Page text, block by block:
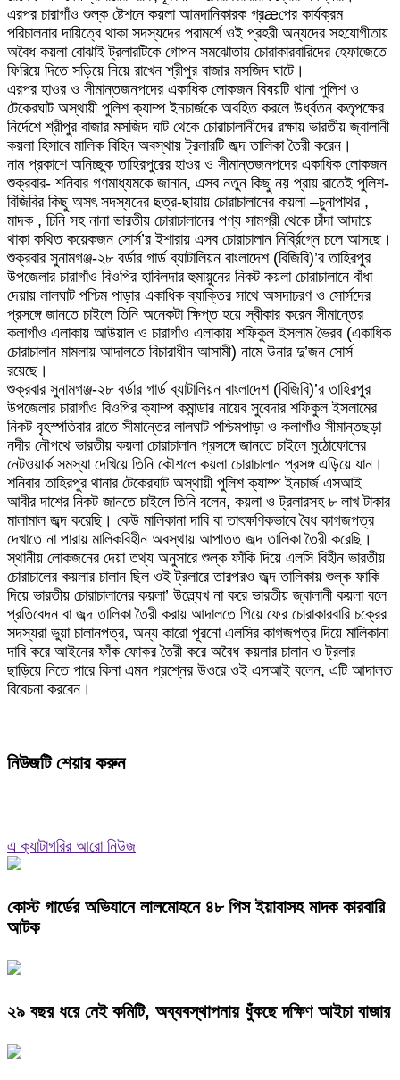
এরপর চারাগাঁও শুল্ক ষ্টেশনে কয়লা আমদানিকারক গ্রæপের কার্যক্রম
পরিচালনার দায়িত্বে থাকা সদস্যদের পরামর্শে ওই প্রহরী অন্যদের সহযোগীতায়
অবৈধ কয়লা বোঝাই ট্রলারটিকে গোপন সমঝোতায় চোরাকারবারিদের হেফাজেতে
ফিরিয়ে দিতে সড়িয়ে নিয়ে রাখেন শ্রীপুর বাজার মসজিদ ঘাটে।
এরপর হাওর ও সীমান্তজনপদের একাধিক লোকজন বিষয়টি থানা পুলিশ ও
টেকেরঘাট অস্থায়ী পুলিশ ক্যাম্প ইনচার্জকে অবহিত করলে উর্ধ্বতন কতৃপক্ষের
নির্দেশে শ্রীপুর বাজার মসজিদ ঘাট থেকে চোরাচালানীদের রক্ষায় ভারতীয় জ্বালানী
কয়লা হিসাবে মালিক বিহিন অবস্থায় ট্রলারটি জব্দ তালিকা তৈরী করেন।
নাম প্রকাশে অনিচ্ছুক তাহিরপুরের হাওর ও সীমান্তজনপদের একাধিক লোকজন
শুক্রবার- শনিবার গণমাধ্যমকে জানান, এসব নতুন কিছু নয় প্রায় রাতেই পুলিশ-
বিজিবির কিছু অসৎ সদস্যদের ছত্র-ছায়ায় চোরাচালানের কয়লা –চুনাপাথর ,
মাদক , চিনি সহ নানা ভারতীয় চোরাচালানের পণ্য সামগ্রী থেকে চাঁদা আদায়ে
থাকা কথিত কয়েকজন সোর্স’র ইশারায় এসব চোরাচালান নির্ব্রিগ্নে চলে আসছে।
শুক্রবার সুনামগঞ্জ-২৮ বর্ডার গার্ড ব্যাটালিয়ন বাংলাদেশ (বিজিবি)’র তাহিরপুর
উপজেলার চারাগাঁও বিওপির হাবিলদার হুমায়ুনের নিকট কয়লা চোরাচালানে বাঁধা
দেয়ায় লালঘাট পশ্চিম পাড়ার একাধিক ব্যাক্তির সাথে অসদাচরণ ও সোর্সদের
প্রসঙ্গে জানতে চাইলে তিনি অনেকটা ক্ষিপ্ত হয়ে স্বীকার করেন সীমান্তের
কলাগাঁও এলাকায় আউয়াল ও চারাগাঁও এলাকায় শফিকুল ইসলাম ভৈরব (একাধিক
চোরাচালান মামলায় আদালতে বিচারাধীন আসামী) নামে উনার দু’জন সোর্স
রয়েছে।
শুক্রবার সুনামগঞ্জ-২৮ বর্ডার গার্ড ব্যাটালিয়ন বাংলাদেশ (বিজিবি)’র তাহিরপুর
উপজেলার চারাগাঁও বিওপির ক্যাম্প কমান্ডার নায়েব সুবেদার শফিকুল ইসলামের
নিকট বৃহস্পতিবার রাতে সীমান্তের লালঘাট পশ্চিমপাড়া ও কলাগাঁও সীমান্তছড়া
নদীর নৌপথে ভারতীয় কয়লা চোরাচালান প্রসঙ্গে জানতে চাইলে মুঠোফোনের
নেটওয়ার্ক সমস্যা দেখিয়ে তিনি কৌশলে কয়লা চোরাচালান প্রসঙ্গ এড়িয়ে যান।
শনিবার তাহিরপুর থানার টেকেরঘাট অস্থায়ী পুলিশ ক্যাম্প ইনচার্জ এসআই
আবীর দাশের নিকট জানতে চাইলে তিনি বলেন, কয়লা ও ট্রলারসহ ৮ লাখ টাকার
মালামাল জব্দ করেছি। কেউ মালিকানা দাবি বা তাৎক্ষণিকভাবে বৈধ কাগজপত্র
দেখাতে না পারায় মালিকবিহীন অবস্থায় আপাতত জব্দ তালিকা তৈরী করেছি।
স্থানীয় লোকজনের দেয়া তথ্য অনুসারে শুল্ক ফাঁকি দিয়ে এলসি বিহীন ভারতীয়
চোরাচালের কয়লার চালান ছিল ওই ট্রলারে তারপরও জব্দ তালিকায় শুল্ক ফাকি
দিয়ে ভারতীয় চোরাচালানের কয়লা’ উল্ল্যেখ না করে ভারতীয় জ্বালানী কয়লা বলে
প্রতিবেদন বা জব্দ তালিকা তৈরী করায় আদালতে গিয়ে ফের চোরাকারবারি চক্রের
সদস্যরা ভুয়া চালানপত্র, অন্য কারো পূরনো এলসির কাগজপত্র দিয়ে মালিকানা
দাবি করে আইনের ফাঁক ফোকর তৈরী করে অবৈধ কয়লার চালান ও ট্রলার
ছাড়িয়ে নিতে পারে কিনা এমন প্রশ্নের উওরে ওই এসআই বলেন, এটি আদালত
বিবেচনা করবেন।
নিউজটি শেয়ার করুন
এ ক্যাটাগরির আরো নিউজ
কোস্ট গার্ডের অভিযানে লালমোহনে ৪৮ পিস ইয়াবাসহ মাদক কারবারি
আটক
২৯ বছর ধরে নেই কমিটি, অব্যবস্থাপনায় ধুঁকছে দক্ষিণ আইচা বাজার